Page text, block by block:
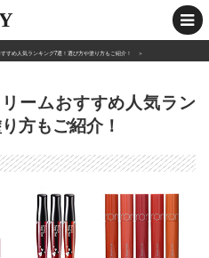
すすめ人気ランキング7選！選び方や塗り方もご紹介！
リームおすすめ人気ラン
方もご紹介！